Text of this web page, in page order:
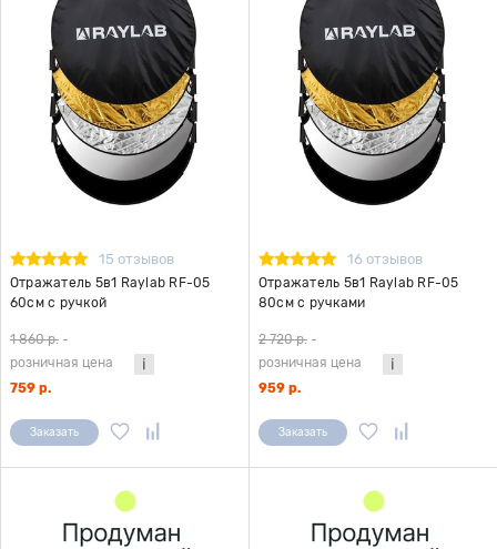
15 отзывов
Отражатель 5в1 Raylab RF-05
60см с ручкой
1 860 р. -
розничная цена
759 р.
Заказать
16 отзывов
Отражатель 5в1 Raylab RF-05
80см с ручками
2 720 р. -
розничная цена
959 р.
Заказать